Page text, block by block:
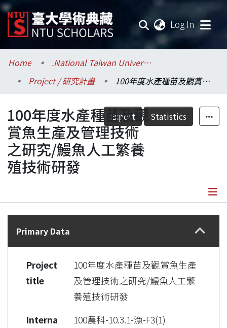
Log In
Communities & Collections
Research Outputs
Fundings & Projects
Researchers
Organizations
Home
.National Taiwan University / 國立臺灣大學
Project / 研究計畫
100年度水產種苗及觀賞魚生產及管理技術之研究/鰻魚人工繁養殖技術研發
Export Statistics
100年度水產種苗及觀
賞魚生產及管理技術
之研究/鰻魚人工繁養
殖技術研發
Details
Primary Data
Project
title
100年度水產種苗及觀賞魚生產
及管理技術之研究/鰻魚人工繁
養殖技術研發
Interna
100農科-10.3.1-漁-F3(1)